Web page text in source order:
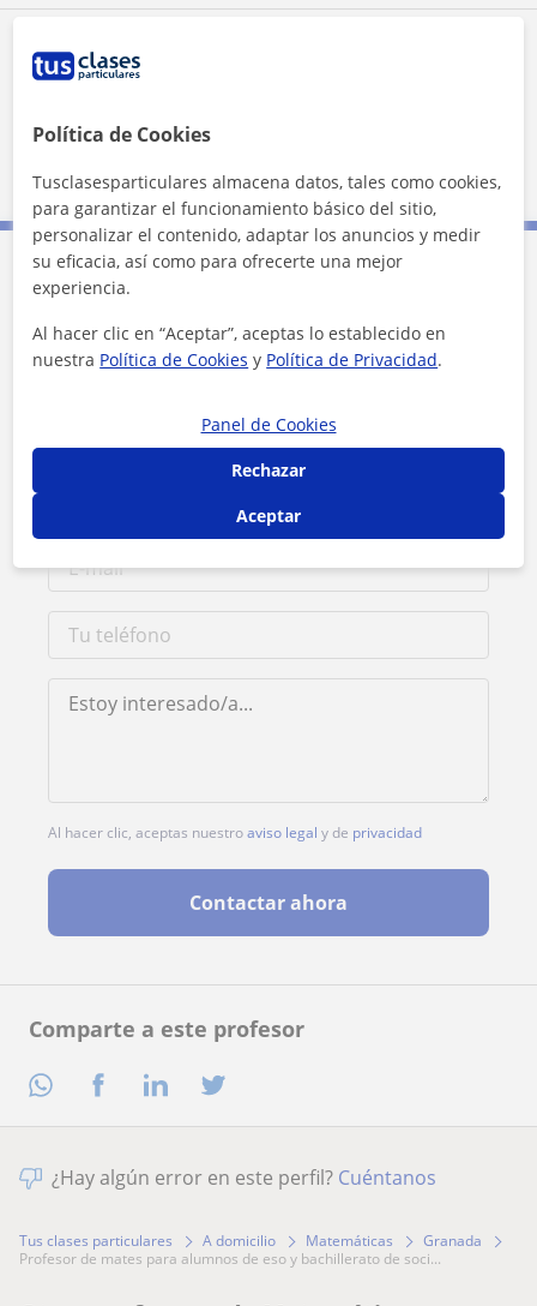
Comparte a este profesor
Zona de Alexander
Contacta con Alexander
Tarifa 9€/h
Al hacer clic, aceptas nuestroaviso legal y de privacidad
Contactar ahora
¿Hay algún error en este perfil? Cuéntanos
Tus clases particulares A domicilio Matemáticas
Granada
profesor de mates para alumnos de eso y bachillerato de soci...
Política de Cookies
Tusclasesparticulares almacena datos, tales como cookies,
para garantizar el funcionamiento básico del sitio,
personalizar el contenido, adaptar los anuncios y medir
su eficacia, así como para ofrecerte una mejor
experiencia.
Al hacer clic en “Aceptar”, aceptas lo establecido en
nuestra Política de Cookies y Política de Privacidad.
Panel de Cookies
Rechazar
Aceptar